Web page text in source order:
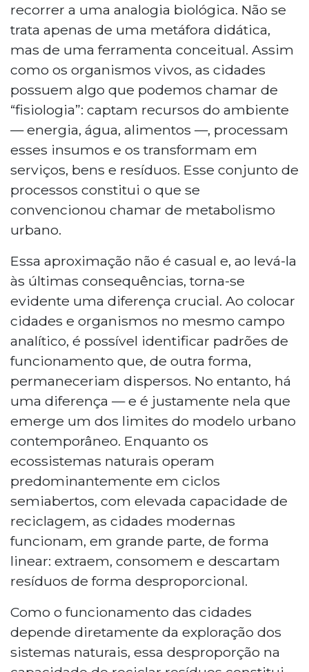
recorrer a uma analogia biológica. Não se
trata apenas de uma metáfora didática,
mas de uma ferramenta conceitual. Assim
como os organismos vivos, as cidades
possuem algo que podemos chamar de
“fisiologia”: captam recursos do ambiente
— energia, água, alimentos —, processam
esses insumos e os transformam em
serviços, bens e resíduos. Esse conjunto de
processos constitui o que se
convencionou chamar de metabolismo
urbano.
Essa aproximação não é casual e, ao levá-la
às últimas consequências, torna-se
evidente uma diferença crucial. Ao colocar
cidades e organismos no mesmo campo
analítico, é possível identificar padrões de
funcionamento que, de outra forma,
permaneceriam dispersos. No entanto, há
uma diferença — e é justamente nela que
emerge um dos limites do modelo urbano
contemporâneo. Enquanto os
ecossistemas naturais operam
predominantemente em ciclos
semiabertos, com elevada capacidade de
reciclagem, as cidades modernas
funcionam, em grande parte, de forma
linear: extraem, consomem e descartam
resíduos de forma desproporcional.
Como o funcionamento das cidades
depende diretamente da exploração dos
sistemas naturais, essa desproporção na